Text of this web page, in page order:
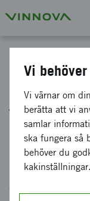
förstudie
plasma-
Vi
Vi värnar om
berätta att vi
samlar
ska fungera så
behöver du
kakinställningar.